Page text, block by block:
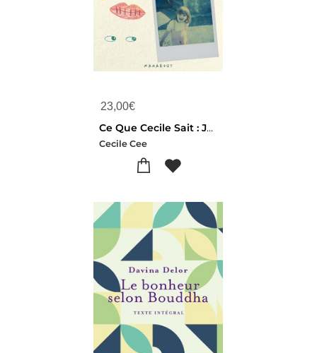
23,00€
Ce Que Cecile Sait : Journal De Sortie D'inceste
Cecile Cee